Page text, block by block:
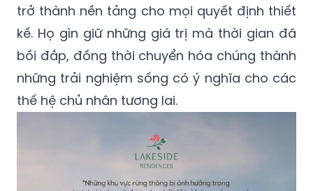
trở thành nền tảng cho mọi quyết định thiết
kế. Họ gìn giữ những giá trị mà thời gian đã
bồi đắp, đồng thời chuyển hóa chúng thành
những trải nghiệm sống có ý nghĩa cho các
thế hệ chủ nhân tương lai.